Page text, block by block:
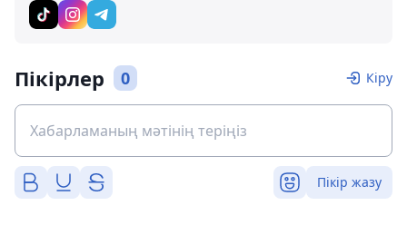
Пікірлер 0 Кіру
Пікір жазу